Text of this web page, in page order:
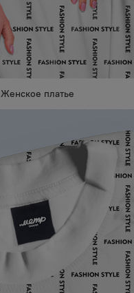
Женское платье